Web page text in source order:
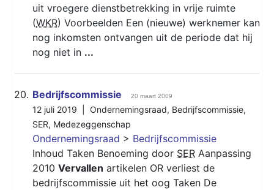
uit vroegere dienstbetrekking in vrije ruimte
(WKR) Voorbeelden Een (nieuwe) werknemer kan
nog inkomsten ontvangen uit de periode dat hij
nog niet in ...
20. Bedrijfscommissie 20 maart 2009
12 juli 2019 | Ondernemingsraad, Bedrijfscommissie,
SER, Medezeggenschap
Ondernemingsraad > Bedrijfscommissie
Inhoud Taken Benoeming door SER Aanpassing
2010 Vervallen artikelen OR verliest de
bedrijfscommissie uit het oog Taken De